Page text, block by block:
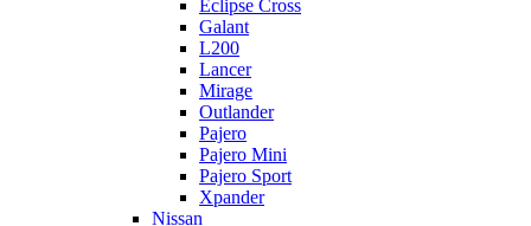
Eclipse Cross
Galant
L200
Lancer
Mirage
Outlander
Pajero
Pajero Mini
Pajero Sport
Xpander
Nissan